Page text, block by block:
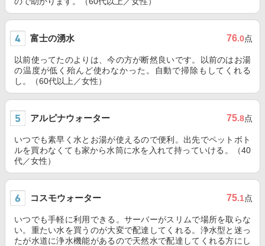
富士の湧水 76.0点
以前使ってたのよりは、今の方が断然良いです。以前のはお湯
の温度が低く殆んど使わなかった。自動で掃除もしてくれる
し。（60代以上／女性）
アルピナウォーター 75.8点
いつでも素早く水とお湯が使えるので便利。出先でペットボト
ルを買わなくても家から水筒に水を入れて持っていける。（40
代／女性）
コスモウォーター 75.1点
いつでも手軽に利用できる。サーバーがスリムで場所を取らな
い。重たい水を買うのが大変で配達してくれる。浄水型と迷っ
たが水道に浄水機能があるので天然水で配達してくれる方にし